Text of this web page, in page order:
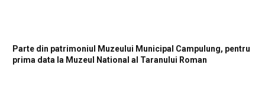
Parte din patrimoniul Muzeului Municipal Campulung, pentru
prima data la Muzeul National al Taranului Roman